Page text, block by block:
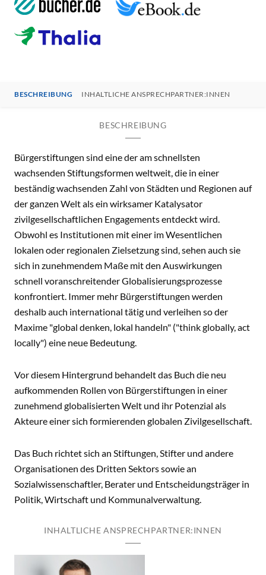
BESCHREIBUNG INHALTLICHE ANSPRECHPARTNER:INNEN
BESCHREIBUNG
Bürgerstiftungen sind eine der am schnellsten
wachsenden Stiftungsformen weltweit, die in einer
beständig wachsenden Zahl von Städten und Regionen auf
der ganzen Welt als ein wirksamer Katalysator
zivilgesellschaftlichen Engagements entdeckt wird.
Obwohl es Institutionen mit einer im Wesentlichen
lokalen oder regionalen Zielsetzung sind, sehen auch sie
sich in zunehmendem Maße mit den Auswirkungen
schnell voranschreitender Globalisierungsprozesse
konfrontiert. Immer mehr Bürgerstiftungen werden
deshalb auch international tätig und verleihen so der
Maxime "global denken, lokal handeln" ("think globally, act
locally") eine neue Bedeutung.
Vor diesem Hintergrund behandelt das Buch die neu
aufkommenden Rollen von Bürgerstiftungen in einer
zunehmend globalisierten Welt und ihr Potenzial als
Akteure einer sich formierenden globalen Zivilgesellschaft.
Das Buch richtet sich an Stiftungen, Stifter und andere
Organisationen des Dritten Sektors sowie an
Sozialwissenschaftler, Berater und Entscheidungsträger in
Politik, Wirtschaft und Kommunalverwaltung.
INHALTLICHE ANSPRECHPARTNER:INNEN